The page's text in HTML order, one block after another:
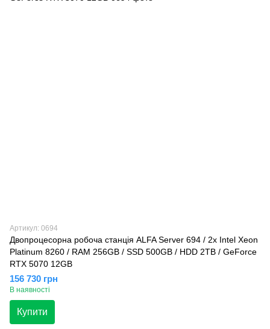
Артикул: 0694
Двопроцесорна робоча станція ALFA Server 694 / 2х Intel Xeon
Platinum 8260 / RAM 256GB / SSD 500GB / HDD 2TB / GeForce
RTX 5070 12GB
156 730 грн
В наявності
Купити